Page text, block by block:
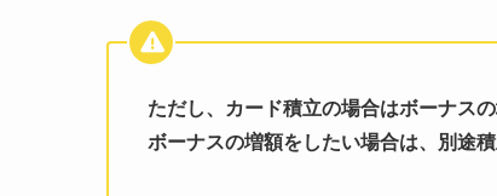
ただし、カード積立の場合はボーナス
ボーナスの増額をしたい場合は、別途